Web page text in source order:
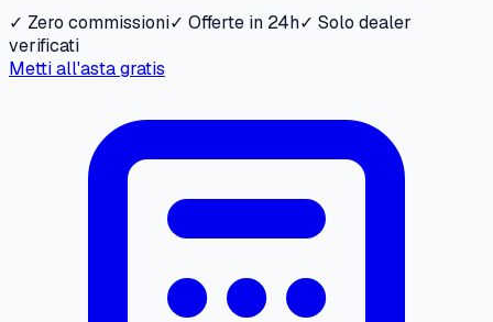
✓ Zero commissioni✓ Offerte in 24h✓ Solo dealer
verificati
Metti all'asta gratis